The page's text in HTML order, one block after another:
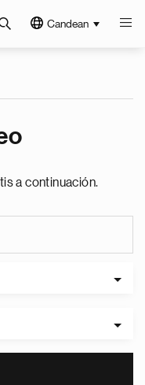
Candean
a continuación.